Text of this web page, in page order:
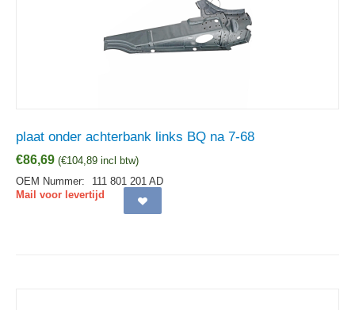
plaat onder achterbank links BQ na 7-68
€86,69 (€104,89 incl btw)
OEM Nummer:
111 801 201 AD
Mail voor levertijd